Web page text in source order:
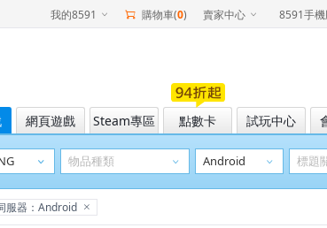
我的8591 購物車(0) 賣家中心 8591手機
網頁遊戲 Steam專區 點數卡 試玩中心
服器：Android